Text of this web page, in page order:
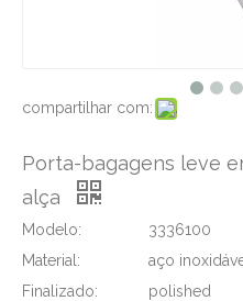
compartilhar com:
Porta-bagagens leve
alça
Modelo:
3336100
Material:
aço
Finalizado:
polished